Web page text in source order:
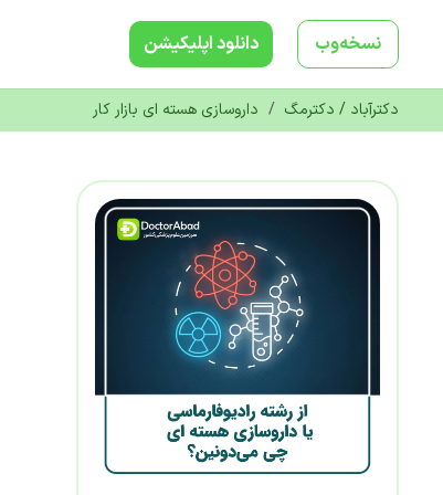
نسخه‌وب دانلود‌ اپلیکیشن
دکترآباد / دکترمگ / داروسازی هسته ای بازار کار